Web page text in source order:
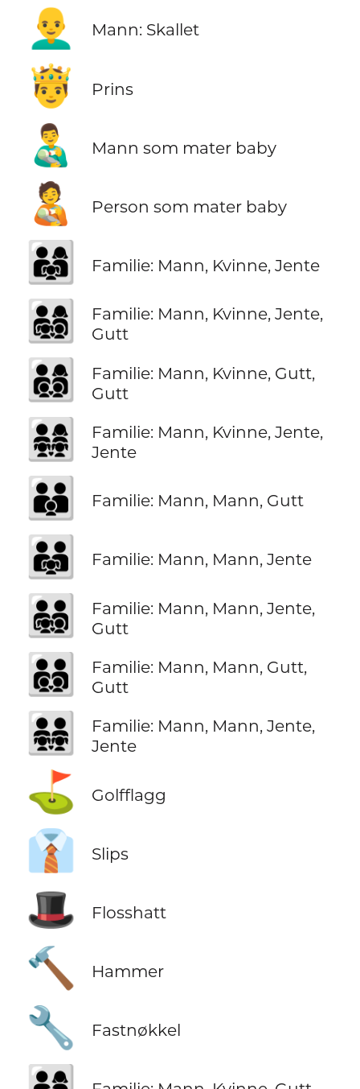
👨‍🦲 Mann: Skallet
🤴 Prins
👨‍🍼 Mann som mater baby
🧑‍🍼 Person som mater baby
👨‍👩‍👧 Familie: Mann, Kvinne, Jente
👨‍👩‍👧‍👦
Familie: Mann, Kvinne, Jente,
Gutt
👨‍👩‍👦‍👦
Familie: Mann, Kvinne, Gutt,
Gutt
👨‍👩‍👧‍👧
Familie: Mann, Kvinne, Jente,
Jente
👨‍👨‍👦 Familie: Mann, Mann, Gutt
👨‍👨‍👧 Familie: Mann, Mann, Jente
👨‍👨‍👧‍👦
Familie: Mann, Mann, Jente,
Gutt
👨‍👨‍👦‍👦
Familie: Mann, Mann, Gutt,
Gutt
👨‍👨‍👧‍👧
Familie: Mann, Mann, Jente,
Jente
⛳ Golfflagg
👔 Slips
🎩 Flosshatt
🔨 Hammer
🔧 Fastnøkkel